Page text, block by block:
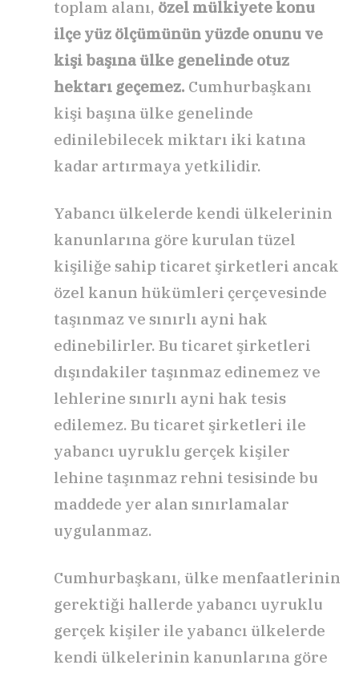
toplam alanı, özel mülkiyete konu
ilçe yüz ölçümünün yüzde onunu ve
kişi başına ülke genelinde otuz
hektarı geçemez. Cumhurbaşkanı
kişi başına ülke genelinde
edinilebilecek miktarı iki katına
kadar artırmaya yetkilidir.
Yabancı ülkelerde kendi ülkelerinin
kanunlarına göre kurulan tüzel
kişiliğe sahip ticaret şirketleri ancak
özel kanun hükümleri çerçevesinde
taşınmaz ve sınırlı ayni hak
edinebilirler. Bu ticaret şirketleri
dışındakiler taşınmaz edinemez ve
lehlerine sınırlı ayni hak tesis
edilemez. Bu ticaret şirketleri ile
yabancı uyruklu gerçek kişiler
lehine taşınmaz rehni tesisinde bu
maddede yer alan sınırlamalar
uygulanmaz.
Cumhurbaşkanı, ülke menfaatlerinin
gerektiği hallerde yabancı uyruklu
gerçek kişiler ile yabancı ülkelerde
kendi ülkelerinin kanunlarına göre